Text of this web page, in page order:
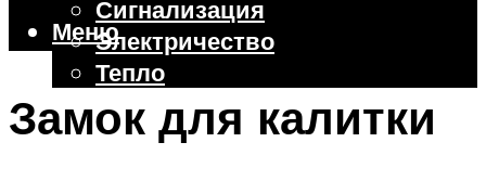
Сигнализация
Электричество
Тепло
Крыша
Ворота
Меню
Замок для калитки